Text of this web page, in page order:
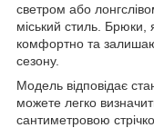
светром або
міський стиль. Брюки,
комфортно та
сезону.
Модель відповідає
можете легко
сантиметровою